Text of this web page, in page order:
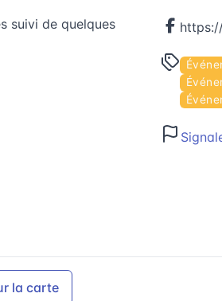
suivi de quelques
la carte